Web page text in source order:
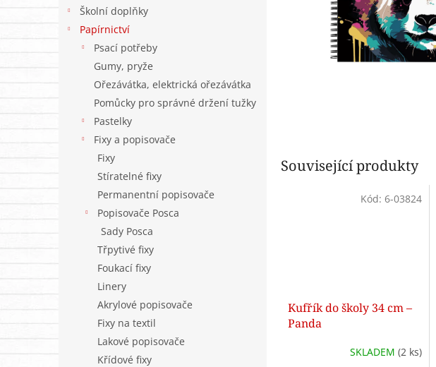
Školní doplňky
Papírnictví
Psací potřeby
Gumy, pryže
Ořezávátka, elektrická ořezávátka
Pomůcky pro správné držení tužky
Pastelky
Fixy a popisovače
Fixy
Stíratelné fixy
Permanentní popisovače
Popisovače Posca
Sady Posca
Třpytivé fixy
Foukací fixy
Linery
Akrylové popisovače
Fixy na textil
Lakové popisovače
Křídové fixy
Související produkty
Kufřík do školy 34 cm –
Panda
SKLADEM (2 ks)
Kód: 6-03824